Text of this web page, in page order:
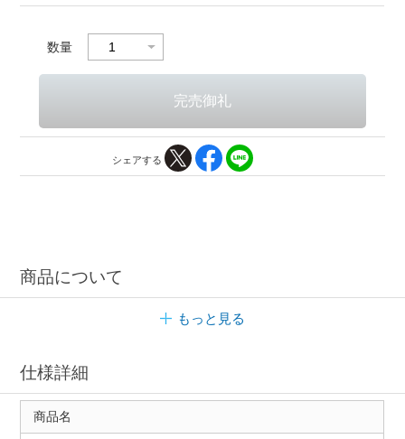
数量
シェアする
商品について
もっと見る
仕様詳細
商品名